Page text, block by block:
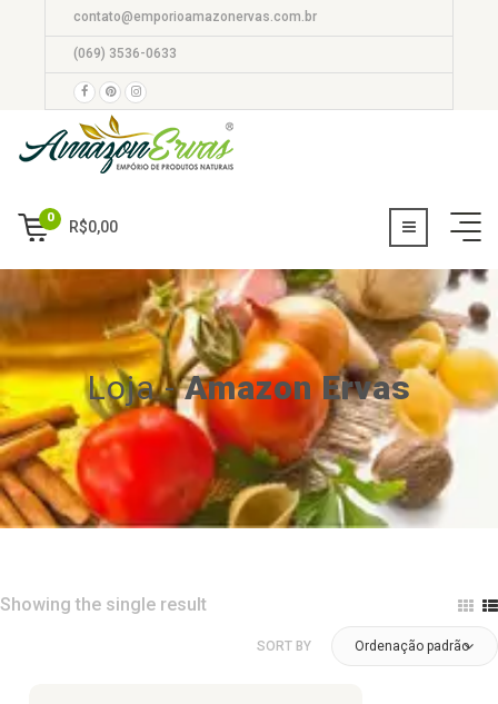
contato@emporioamazonervas.com.br
(069) 3536-0633
0
R$0,00
Loja -Amazon Ervas
Showing the single result
SORT BY Ordenação padrão